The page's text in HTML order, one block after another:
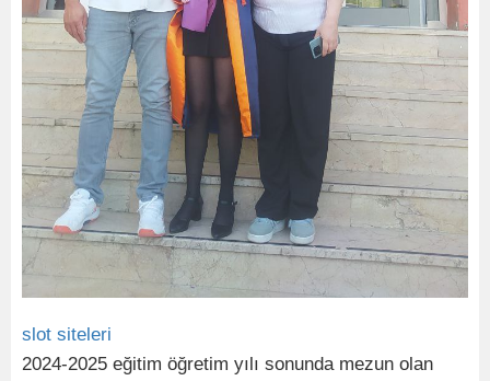
slot siteleri
2024-2025 eğitim öğretim yılı sonunda mezun olan